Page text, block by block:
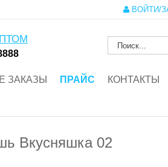
ВОЙТИ/
ЗАКАЗЫ ПРАЙС КОНТАКТЫ
Вкусняшка 02